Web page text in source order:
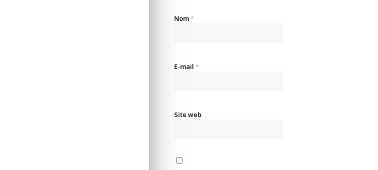
Nom*
E-mail *
Site web